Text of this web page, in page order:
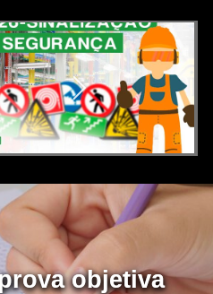
objetiva
objetiva